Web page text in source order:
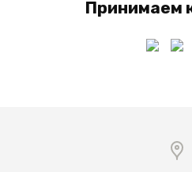
Принимаем